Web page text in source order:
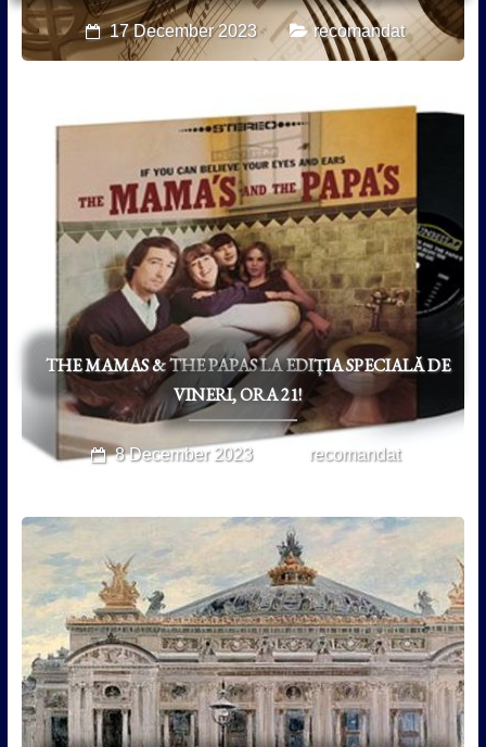
17 December 2023 recomandat
THE MAMAS & THE PAPAS LA EDIȚIA SPECIALĂ DE
VINERI, ORA 21!
8 December 2023 recomandat